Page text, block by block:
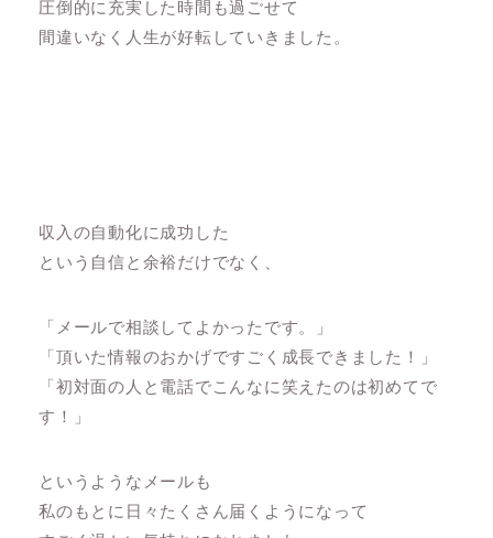
圧倒的に充実した時間も過ごせて
間違いなく人生が好転していきました。
収入の自動化に成功した
という自信と余裕だけでなく、
「メールで相談してよかったです。」
「頂いた情報のおかげですごく成長できました！」
「初対面の人と電話でこんなに笑えたのは初めてで
す！」
というようなメールも
私のもとに日々たくさん届くようになって